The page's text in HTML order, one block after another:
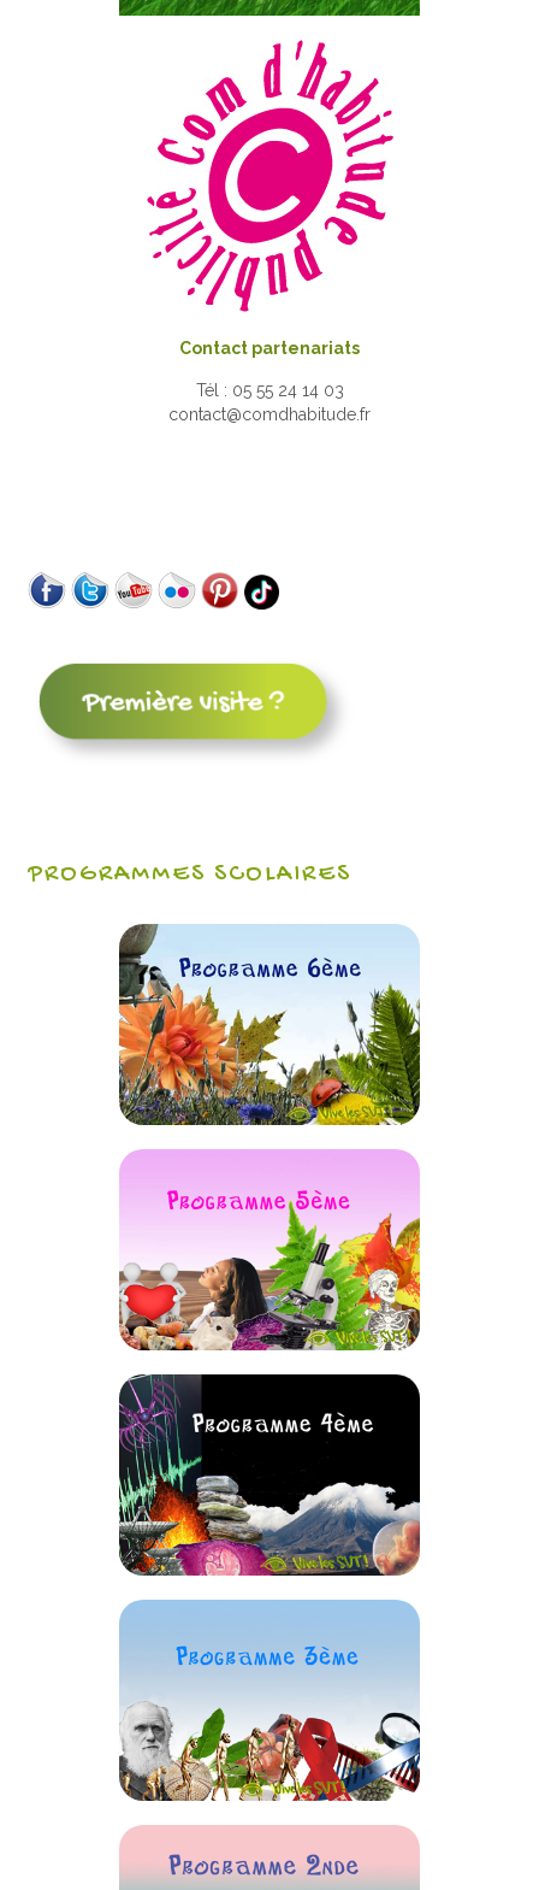
Contact partenariats
Tél : 05 55 24 14 03
contact@comdhabitude.fr
PROGRAMMES SCOLAIRES